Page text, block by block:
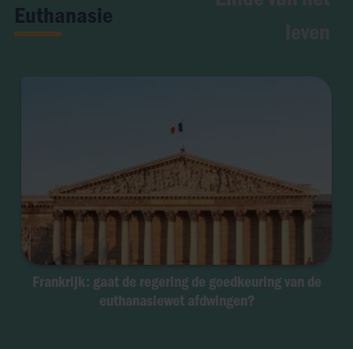
Euthanasie
Frankrijk: gaat de regering de goedkeuring van de
euthanasiewet afdwingen?